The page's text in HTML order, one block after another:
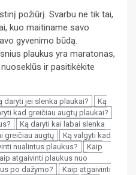
požiūrį. Svarbu ne tik tai,
kuo maitiname savo
gyvenimo būdą.
plaukus yra maratonas,
ir pasitikėkite
daryti jei slenka plaukai?
Ką
kad greičiau augtų plaukai?
Ką daryti kai labai slenka
greičiau augtų
Ką valgyti kad
nualintus plaukus?
Kaip
atgaivinti plaukus nuo
po dažymo?
Kaip atgaivinti